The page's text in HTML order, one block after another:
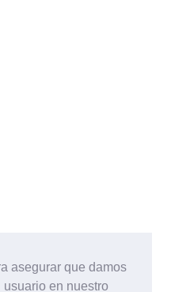
asegurar que damos
usuario en nuestro